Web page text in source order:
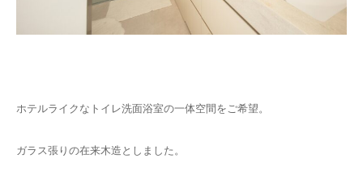
ホテルライクなトイレ洗面浴室の一体空間をご希望。
ガラス張りの在来木造としました。